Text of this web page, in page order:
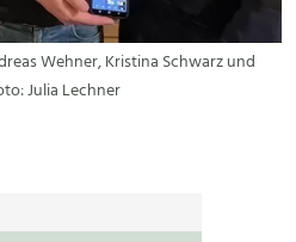
Wehner, Kristina Schwarz und
Julia Lechner